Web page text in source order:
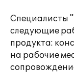
Специалисты
следующие
продукта:
на рабочие